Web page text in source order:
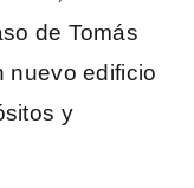
de Tomás
nuevo edificio
y